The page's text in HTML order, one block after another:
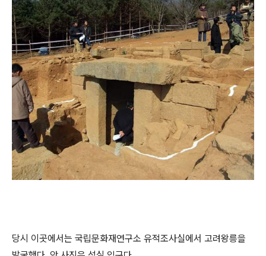
당시 이곳에서는 국립문화재연구소 유적조사실에서 고려왕릉을